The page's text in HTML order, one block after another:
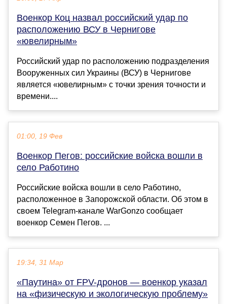
Военкор Коц назвал российский удар по
расположению ВСУ в Чернигове
«ювелирным»
Российский удар по расположению подразделения
Вооруженных сил Украины (ВСУ) в Чернигове
является «ювелирным» с точки зрения точности и
времени....
01:00, 19 Фев
Военкор Пегов: российские войска вошли в
село Работино
Российские войска вошли в село Работино,
расположенное в Запорожской области. Об этом в
своем Telegram-канале WarGonzo сообщает
военкор Семен Пегов. ...
19:34, 31 Мар
«Паутина» от FPV-дронов — военкор указал
на «физическую и экологическую проблему»